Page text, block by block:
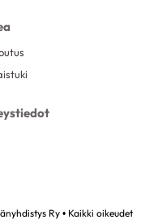
Ry • Kaikki oikeudet